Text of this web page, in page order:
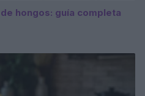
hongos: guía completa